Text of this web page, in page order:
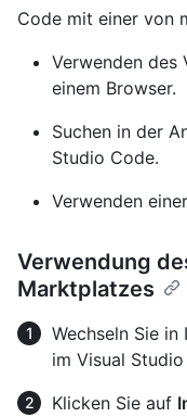
Code mit einer von
Verwenden des
einem Browser.
Suchen in der
Studio Code.
Verwenden
Verwendung
Marktplatzes
Wechseln Sie
im Visual
Klicken Sie auf